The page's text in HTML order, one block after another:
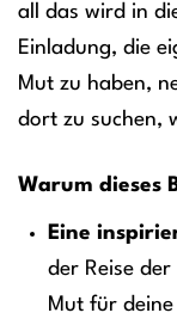
all das wird in
Einladung, die
Mut zu haben,
dort zu suchen,
Warum dieses
Eine
der Reise
Mut für